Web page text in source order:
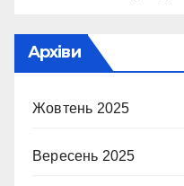
Архіви
Жовтень 2025
Вересень 2025